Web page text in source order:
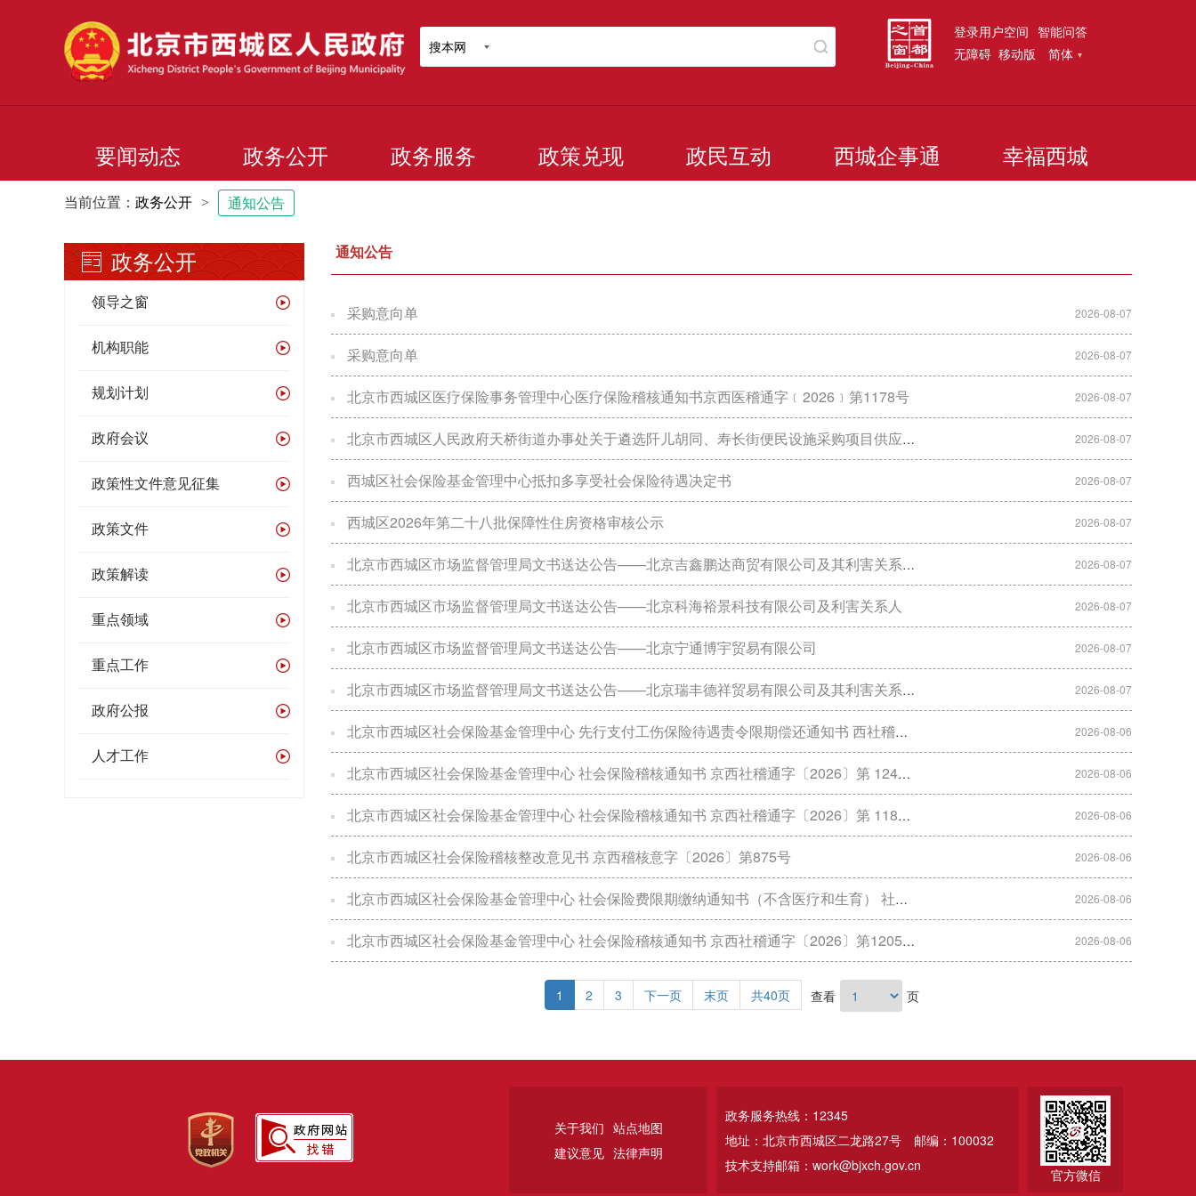
搜本网
登录用户空间 智能问答
无障碍 移动版 简体
要闻动态 政务公开 政务服务 政策兑现 政民互动 西城企事通 幸福西城
当前位置： 政务公开 > 通知公告
政务公开
领导之窗
机构职能
规划计划
政府会议
政策性文件意见征集
政策文件
政策解读
重点领域
重点工作
政府公报
人才工作
通知公告
采购意向单 2026-08-07
采购意向单 2026-08-07
北京市西城区医疗保险事务管理中心医疗保险稽核通知书京西医稽通字﹝2026﹞第1178号 2026-08-07
北京市西城区人民政府天桥街道办事处关于遴选阡儿胡同、寿长街便民设施采购项目供应商的公告 2026-08-07
西城区社会保险基金管理中心抵扣多享受社会保险待遇决定书 2026-08-07
西城区2026年第二十八批保障性住房资格审核公示 2026-08-07
北京市西城区市场监督管理局文书送达公告——北京吉鑫鹏达商贸有限公司及其利害关系人 2026-08-07
北京市西城区市场监督管理局文书送达公告——北京科海裕景科技有限公司及利害关系人 2026-08-07
北京市西城区市场监督管理局文书送达公告——北京宁通博宇贸易有限公司 2026-08-07
北京市西城区市场监督管理局文书送达公告——北京瑞丰德祥贸易有限公司及其利害关系人 2026-08-07
北京市西城区社会保险基金管理中心 先行支付工伤保险待遇责令限期偿还通知书 西社稽退工字〔2026〕第001号 2026-08-06
北京市西城区社会保险基金管理中心 社会保险稽核通知书 京西社稽通字〔2026〕第 1243号 2026-08-06
北京市西城区社会保险基金管理中心 社会保险稽核通知书 京西社稽通字〔2026〕第 1188号 2026-08-06
北京市西城区社会保险稽核整改意见书 京西稽核意字〔2026〕第875号 2026-08-06
北京市西城区社会保险基金管理中心 社会保险费限期缴纳通知书（不含医疗和生育） 社稽限字〔2026〕475号 2026-08-06
北京市西城区社会保险基金管理中心 社会保险稽核通知书 京西社稽通字〔2026〕第1205号 2026-08-06
1 2 3 下一页 末页 共40页 查看 页
关于我们 站点地图
建议意见 法律声明
政务服务热线：12345
地址：北京市西城区二龙路27号
邮编：100032
技术支持邮箱：work@bjxch.gov.cn
官方微信